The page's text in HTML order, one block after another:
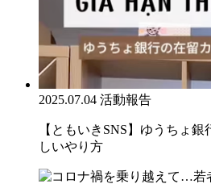
2025.07.04 活動報告
【ともいきSNS】ゆうちょ
しいやり方